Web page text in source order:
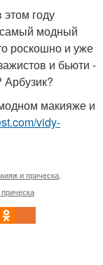
году
самый модный
роскошно и уже
и бьюти -
Арбузик?
макияже и
vidy-
и прическа